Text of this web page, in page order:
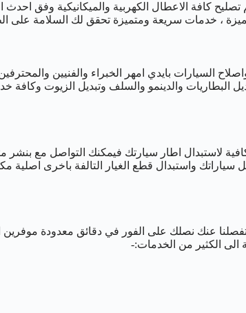
تصليح كافة الاعطال الكهربية والميكانيكية وفق
، خدمات سريعة ومتميزة تحقق لك السلامة على
السيارات بايدي امهر الخبراء والفنيين
البطاريات والدينمو والسلف وتبديل الزيوت وكافة
لاستبدال اطار سيارتك فيمكنك التواصل مع بنشر
واستبدال قطع الغيار التالفة باخرى اصلية
عنك نصلك على الفور في دقائق معدودة موفرين
الى الكثير من الخدمات:-